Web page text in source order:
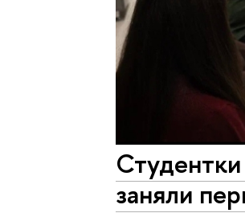
заняли